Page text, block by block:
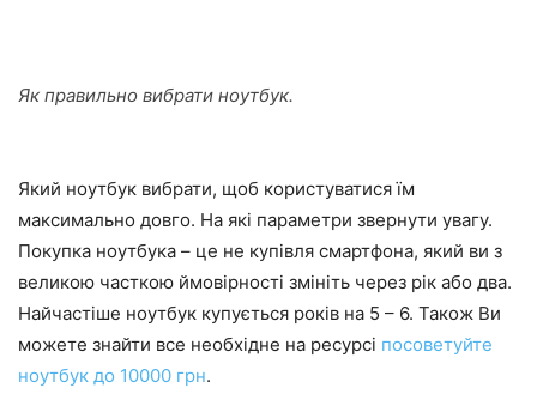
Як правильно вибрати ноутбук.
Який ноутбук вибрати, щоб користуватися їм
максимально довго. На які параметри звернути увагу.
Покупка ноутбука – це не купівля смартфона, який ви з
великою часткою ймовірності змініть через рік або два.
Найчастіше ноутбук купується років на 5 – 6. Також Ви
можете знайти все необхідне на ресурсі посоветуйте
ноутбук до 10000 грн.